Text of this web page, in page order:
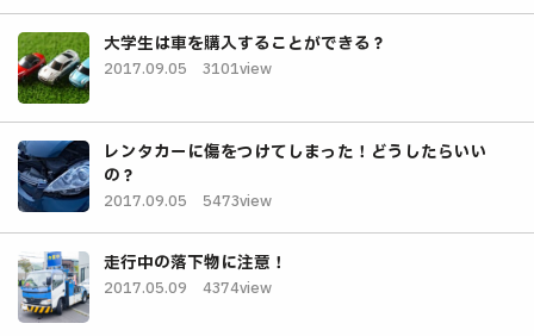
大学生は車を購入することができる？
2017.09.05 3101view
レンタカーに傷をつけてしまった！どうしたらいい
の？
2017.09.05 5473view
走行中の落下物に注意！
2017.05.09 4374view